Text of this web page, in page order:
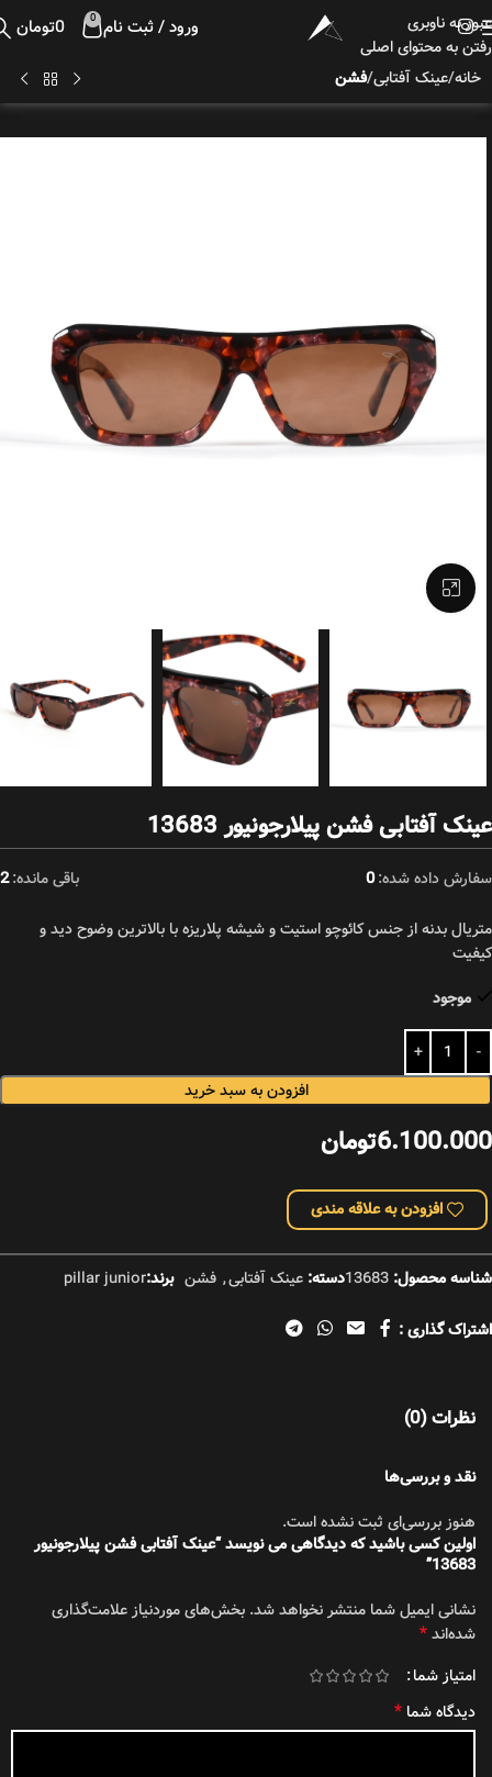
عبور به ناوبری
رفتن به محتوای اصلی
ورود / ثبت نام 0
0تومان
خانه عینک آفتابی فشن
بزرگنمایی تصویر
عینک آفتابی فشن پیلارجونیور 13683
سفارش داده شده:0 باقی مانده:2
متریال بدنه از جنس کائوچو استیت و شیشه پلاریزه با بالاترین وضوح دید و
کیفیت
موجود
افزودن به سبد خرید
6.100.000تومان
افزودن به علاقه مندی
شناسه محصول: 13683دسته: عینک آفتابی, فشن برند:pillar junior
اشتراک گذاری :
نظرات (0)
نقد و بررسی‌ها
هنوز بررسی‌ای ثبت نشده است.
اولین کسی باشید که دیدگاهی می نویسد “عینک آفتابی فشن پیلارجونیور
13683”
نشانی ایمیل شما منتشر نخواهد شد. بخش‌های موردنیاز علامت‌گذاری
شده‌اند*
امتیاز شما
دیدگاه شما *